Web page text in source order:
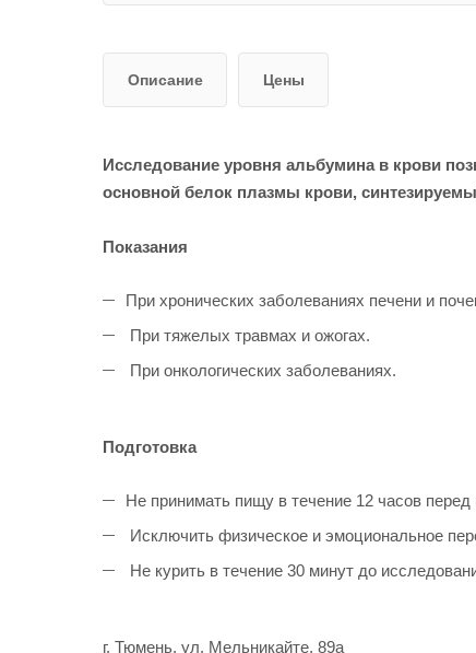
Описание Цены
Исследование уровня альбумина в крови
основной белок плазмы крови,
Показания
При хронических заболеваниях печени и
При тяжелых травмах и ожогах.
При онкологических заболеваниях.
Подготовка
Не принимать пищу в течение 12 часов
Исключить физическое и эмоциональное
Не курить в течение 30 минут до
г. Тюмень, ул. Мельникайте, 89а